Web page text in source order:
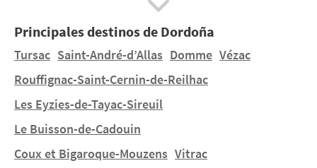
Dordoña es mundialmente famosa por sus lugares
inscritos en el Patrimonio Mundial de la Humanidad
(sobre todo, la cueva de Lascaux), así como por su
gastronomía (foie gras, trufas y vino).
casa móvil enHauteforten un terreno de
Principales destinos de Dordoña
Tursac Saint-André-d’Allas Domme Vézac
Rouffignac-Saint-Cernin-de-Reilhac
Les Eyzies-de-Tayac-Sireuil
Le Buisson-de-Cadouin
Coux et Bigaroque-Mouzens Vitrac